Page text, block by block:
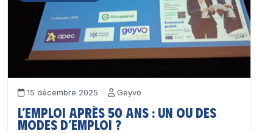
15 décembre 2025 Geyvo
L’emploi après 50 ans : un ou des
modes d’emploi ?